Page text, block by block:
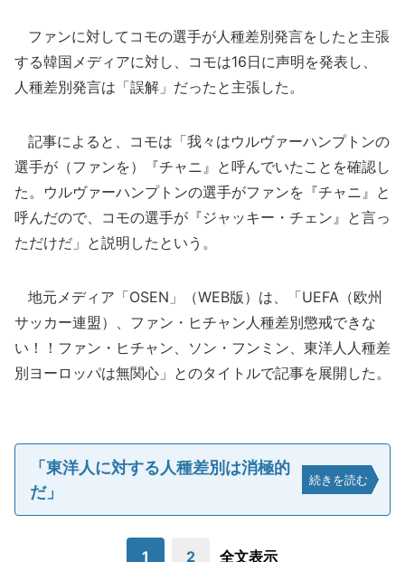
ファンに対してコモの選手が人種差別発言をしたと主張
する韓国メディアに対し、コモは16日に声明を発表し、
人種差別発言は「誤解」だったと主張した。
記事によると、コモは「我々はウルヴァーハンプトンの
選手が（ファンを）『チャニ』と呼んでいたことを確認し
た。ウルヴァーハンプトンの選手がファンを『チャニ』と
呼んだので、コモの選手が『ジャッキー・チェン』と言っ
ただけだ」と説明したという。
地元メディア「OSEN」（WEB版）は、「UEFA（欧州
サッカー連盟）、ファン・ヒチャン人種差別懲戒できな
い！！ファン・ヒチャン、ソン・フンミン、東洋人人種差
別ヨーロッパは無関心」とのタイトルで記事を展開した。
「東洋人に対する人種差別は消極的
だ」
続きを読む
1 2 全文表示